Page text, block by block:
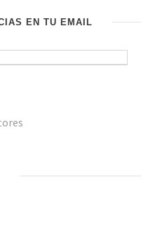
EN TU EMAIL